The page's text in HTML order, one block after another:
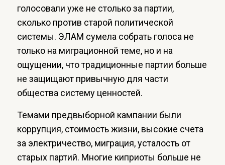
голосовали уже не столько за партии,
сколько против старой политической
системы. ЭЛАМ сумела собрать голоса не
только на миграционной теме, но и на
ощущении, что традиционные партии больше
не защищают привычную для части
общества систему ценностей.
Темами предвыборной кампании были
коррупция, стоимость жизни, высокие счета
за электричество, миграция, усталость от
старых партий. Многие киприоты больше не